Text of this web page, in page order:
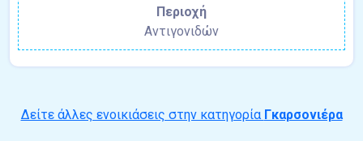
Περιοχή
Αντιγονιδών
Δείτε άλλες ενοικιάσεις στην κατηγορία Γκαρσονιέρα